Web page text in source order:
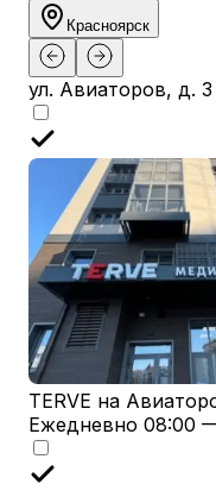
Красноярск
ул. Авиаторов, д. 3
TERVE на
Ежедневно 08:00